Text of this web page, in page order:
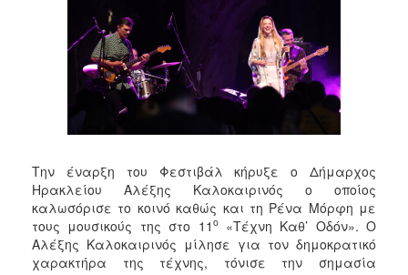
Την έναρξη του Φεστιβάλ κήρυξε ο Δήμαρχος
Ηρακλείου Αλέξης Καλοκαιρινός ο οποίος
καλωσόρισε το κοινό καθώς και τη Ρένα Μόρφη με
τους μουσικούς της στο 11 ο«Τέχνη Καθ’ Οδόν». Ο
Αλέξης Καλοκαιρινός μίλησε για τον δημοκρατικό
χαρακτήρα της τέχνης, τόνισε την σημασία